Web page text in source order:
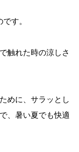
す。
触れた時の涼しさ
めに、サラッとし
、暑い夏でも快適